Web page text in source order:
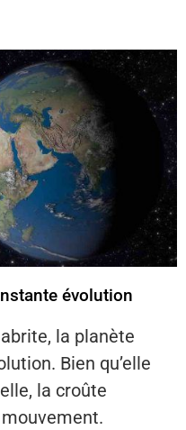
évolution
la planète
Bien qu’elle
la croûte